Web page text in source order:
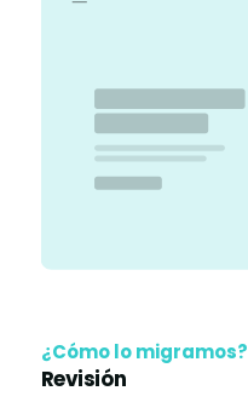
¿Cómo lo migramos?
Revisión